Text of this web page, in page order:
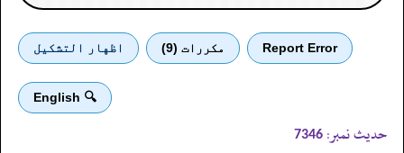
Report Error مكررات (9) اظهار التشكيل
🔍 English
حدیث نمبر: 7346